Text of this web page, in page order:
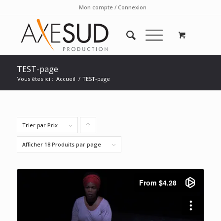
Mon compte / Connexion
TEST-page
Vous êtes ici : Accueil / TEST-page
Trier par Prix
les
produits
en
ordre
Afficher 18 Produits par page